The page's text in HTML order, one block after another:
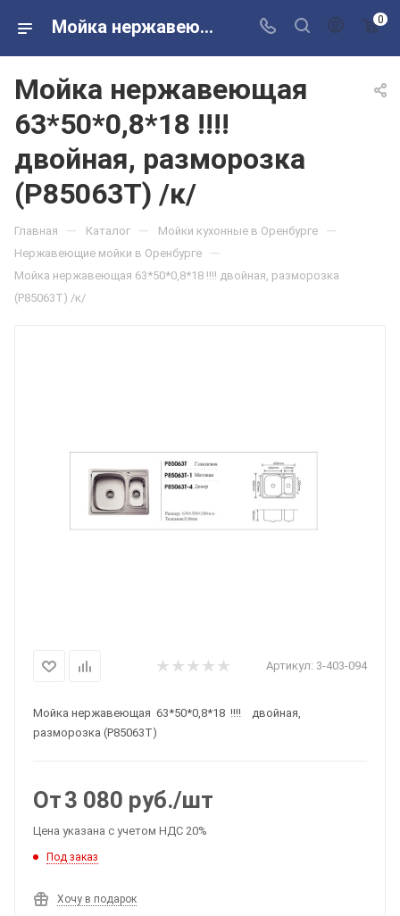
Мойка нержавеющая 63*50*0,8*18 !!!! двойная, разморозка (P85063T) /к/ в розничных магазинах Сантехторг 0
Мойка нержавеющая
63*50*0,8*18 !!!!
двойная, разморозка
(P85063T) /к/
Главная — Каталог — Мойки кухонные в Оренбурге —
Нержавеющие мойки в Оренбурге —
Мойка нержавеющая 63*50*0,8*18 !!!! двойная, разморозка
(P85063T) /к/
Артикул: 3-403-094
Мойка нержавеющая 63*50*0,8*18 !!!! двойная,
разморозка (P85063T)
От3 080 руб./шт
Цена указана с учетом НДС 20%
Под заказ
Хочу в подарок